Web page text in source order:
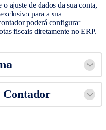
ajuste de dados da sua conta,
para a sua
poderá configurar
fiscais diretamente no ERP.
Contador